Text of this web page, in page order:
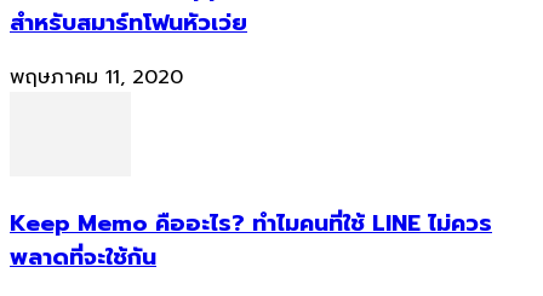
สำหรับสมาร์ทโฟนหัวเว่ย
พฤษภาคม 11, 2020
Keep Memo คืออะไร? ทำไมคนที่ใช้ LINE ไม่ควร
พลาดที่จะใช้กัน